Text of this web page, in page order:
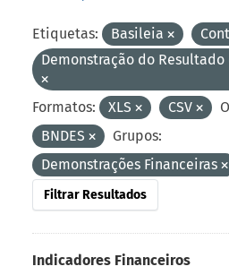
Etiquetas: Basileia
Demonstração do Resultado
Formatos: XLS CSV
BNDES
Grupos:
Demonstrações Financeiras
Filtrar Resultados
Indicadores Financeiros